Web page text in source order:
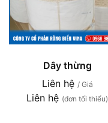
Dây thừng
Liên hệ / Giá
Liên hệ (đơn tối thiểu)